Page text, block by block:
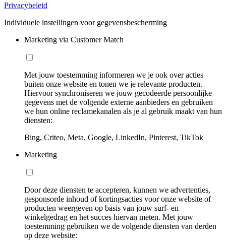
Privacybeleid
Individuele instellingen voor gegevensbescherming
Marketing via Customer Match
Met jouw toestemming informeren we je ook over acties
buiten onze website en tonen we je relevante producten.
Hiervoor synchroniseren we jouw gecodeerde persoonlijke
gegevens met de volgende externe aanbieders en gebruiken
we hun online reclamekanalen als je al gebruik maakt van hun
diensten:
Bing, Criteo, Meta, Google, LinkedIn, Pinterest, TikTok
Marketing
Door deze diensten te accepteren, kunnen we advertenties,
gesponsorde inhoud of kortingsacties voor onze website of
producten weergeven op basis van jouw surf- en
winkelgedrag en het succes hiervan meten. Met jouw
toestemming gebruiken we de volgende diensten van derden
op deze website: